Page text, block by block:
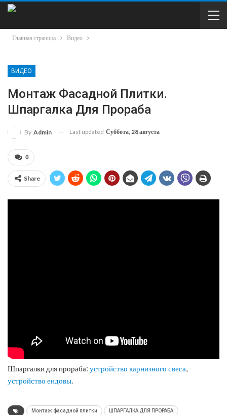
Главная страница Видео
ВИДЕО
Монтаж Фасадной Плитки.
Шпаргалка Для Прораба
By Admin Last updated Суббота, 28 августа
0
Share
Шпаргалки для прораба: устройство карнизного свеса,
устройство ендовы.
Монтаж фасадной плитки ШПАРГАЛКА ДЛЯ ПРОРАБА